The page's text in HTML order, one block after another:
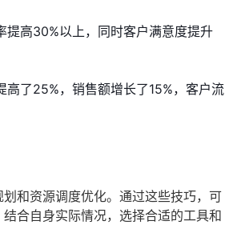
提高30%以上，同时客户满意度提升
了25%，销售额增长了15%，客户流
和资源调度优化。通过这些技巧，可
合自身实际情况，选择合适的工具和